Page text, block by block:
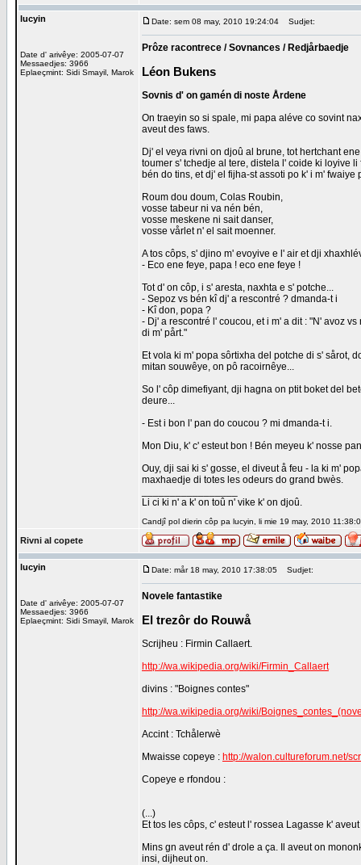
lucyin
Date d' arivêye: 2005-07-07
Messaedjes: 3966
Eplaeçmint: Sidi Smayil, Marok
Date: sem 08 may, 2010 19:24:04 Sudjet:
Prôze racontrece / Sovnances / Redjårbaedje
Léon Bukens
Sovnis d' on gamén di noste Årdene
On traeyin so si spale, mi papa aléve co sovint
aveut des faws.
Dj' el veya rivni on djoû al brune, tot hertchant
toumer s' tchedje al tere, distela l' coide ki loyive
bén do tins, et dj' el fijha-st assoti po k' i m'
Roum dou doum, Colas Roubin,
vosse tabeur ni va nén bén,
vosse meskene ni sait danser,
vosse vårlet n' el sait moenner.
A tos côps, s' djino m' evoyive e l' air et dji
- Eco ene feye, papa ! eco ene feye !
Tot d' on côp, i s' aresta, naxhta e s' potche...
- Sepoz vs bén kî dj' a rescontré ? dmanda-t i
- Kî don, popa ?
- Dj' a rescontré l' coucou, et i m' a dit : "N' avoz
di m' pårt."
Et vola ki m' popa sôrtixha del potche di s' sårot,
mitan souwêye, on pô racoirnêye...
So l' côp dimefiyant, dji hagna on ptit boket del
deure...
- Est i bon l' pan do coucou ? mi dmanda-t i.
Mon Diu, k' c' esteut bon ! Bén meyeu k' nosse
Ouy, dji sai ki s' gosse, el diveut å feu - la ki m'
maxhaedje di totes les odeurs do grand bwès.
Li ci ki n' a k' on toû n' vike k' on djoû.
Candjî pol dierin côp pa lucyin, li mie 19 may, 2010
Rivni al copete
lucyin
Date d' arivêye: 2005-07-07
Messaedjes: 3966
Eplaeçmint: Sidi Smayil, Marok
Date: mår 18 may, 2010 17:38:05 Sudjet:
Novele fantastike
El trezôr do Rouwå
Scrijheu : Firmin Callaert.
http://wa.wikipedia.org/wiki/Firmin_Callaert
divins : "Boignes contes"
http://wa.wikipedia.org/wiki/
Accint : Tchålerwè
Mwaisse copeye : http://walon.cultureforum.net/
Copeye e rfondou :
(...)
Et tos les côps, c' esteut l' rossea Lagasse k'
Mins gn aveut rén d' drole a ça. Il aveut on
insi, dijheut on.